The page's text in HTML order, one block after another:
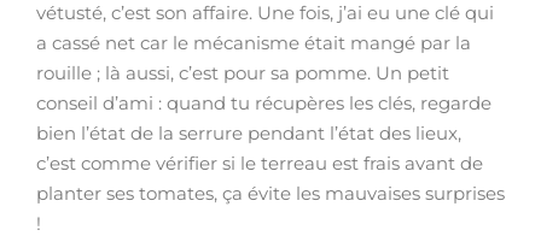
vétusté, c’est son affaire. Une fois, j’ai eu une clé qui
a cassé net car le mécanisme était mangé par la
rouille ; là aussi, c’est pour sa pomme. Un petit
conseil d’ami : quand tu récupères les clés, regarde
bien l’état de la serrure pendant l’état des lieux,
c’est comme vérifier si le terreau est frais avant de
planter ses tomates, ça évite les mauvaises surprises
!